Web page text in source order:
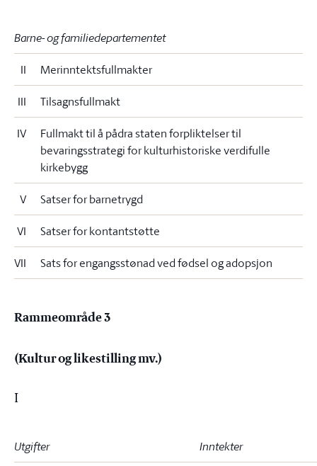
Barne- og familiedepartementet
II Merinntektsfullmakter
III Tilsagnsfullmakt
IV
Fullmakt til å pådra staten forpliktelser til
bevaringsstrategi for kulturhistoriske verdifulle
kirkebygg
V Satser for barnetrygd
VI Satser for kontantstøtte
VII Sats for engangsstønad ved fødsel og adopsjon
Rammeområde 3
(Kultur og likestilling mv.)
I
Utgifter Inntekter